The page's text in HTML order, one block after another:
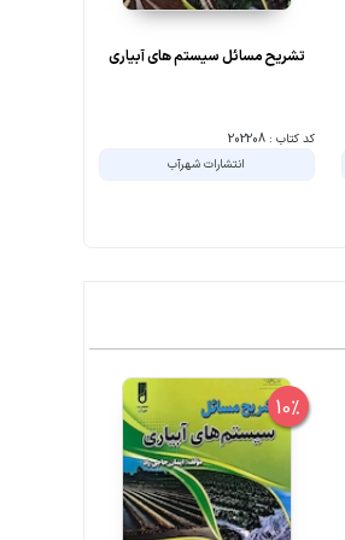
تشریح مسائل سیستم های آبیاری
کد کتاب : 202208
انتشارات شهرآب
10%